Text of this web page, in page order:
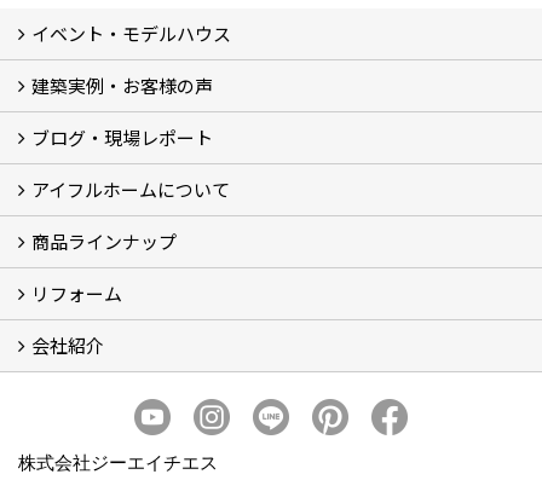
イベント・モデルハウス
イベント
モデルハウス見学
建築実例・お客様の声
建築実例
お客様の声
ブログ・現場レポート
ブログ
現場レポート
アイフルホームについて
アイフルホームについて (5)
商品ラインナップ
商品ラインナップ
リフォーム
まるごと断熱リフォーム
イベント情報
施工事例
会社紹介
スタッフ紹介
個人情報保護方針
株式会社ジーエイチエス